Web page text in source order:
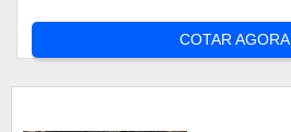
COTAR AGORA